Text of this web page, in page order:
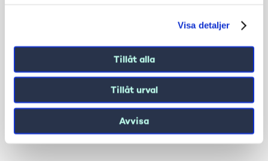
Visa detaljer
Tillåt alla
Tillåt urval
Avvisa